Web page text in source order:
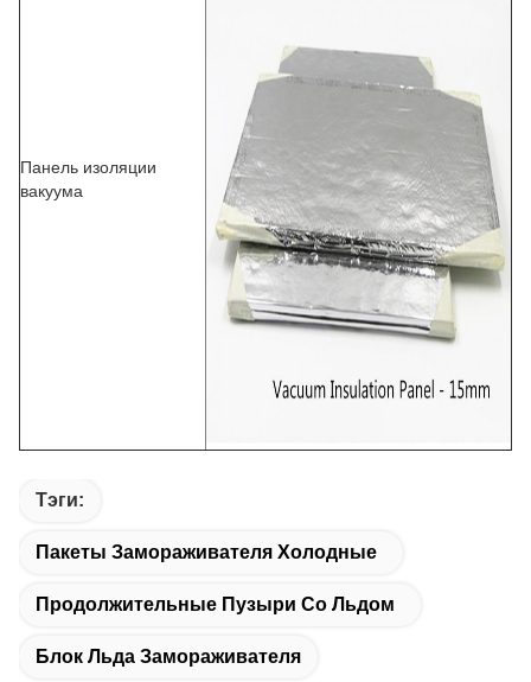
Панель изоляции
вакуума
Тэги:
Пакеты Замораживателя Холодные
Продолжительные Пузыри Со Льдом
Блок Льда Замораживателя